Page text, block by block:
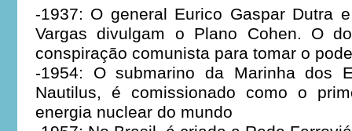
-1937: O general Eurico Gaspar Dutra
Vargas divulgam o Plano Cohen. O
conspiração comunista para tomar o
-1954: O submarino da Marinha dos
Nautilus, é comissionado como o
energia nuclear do mundo